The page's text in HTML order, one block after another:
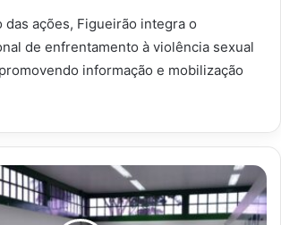
das ações, Figueirão integra o
de enfrentamento à violência sexual
informação e mobilização